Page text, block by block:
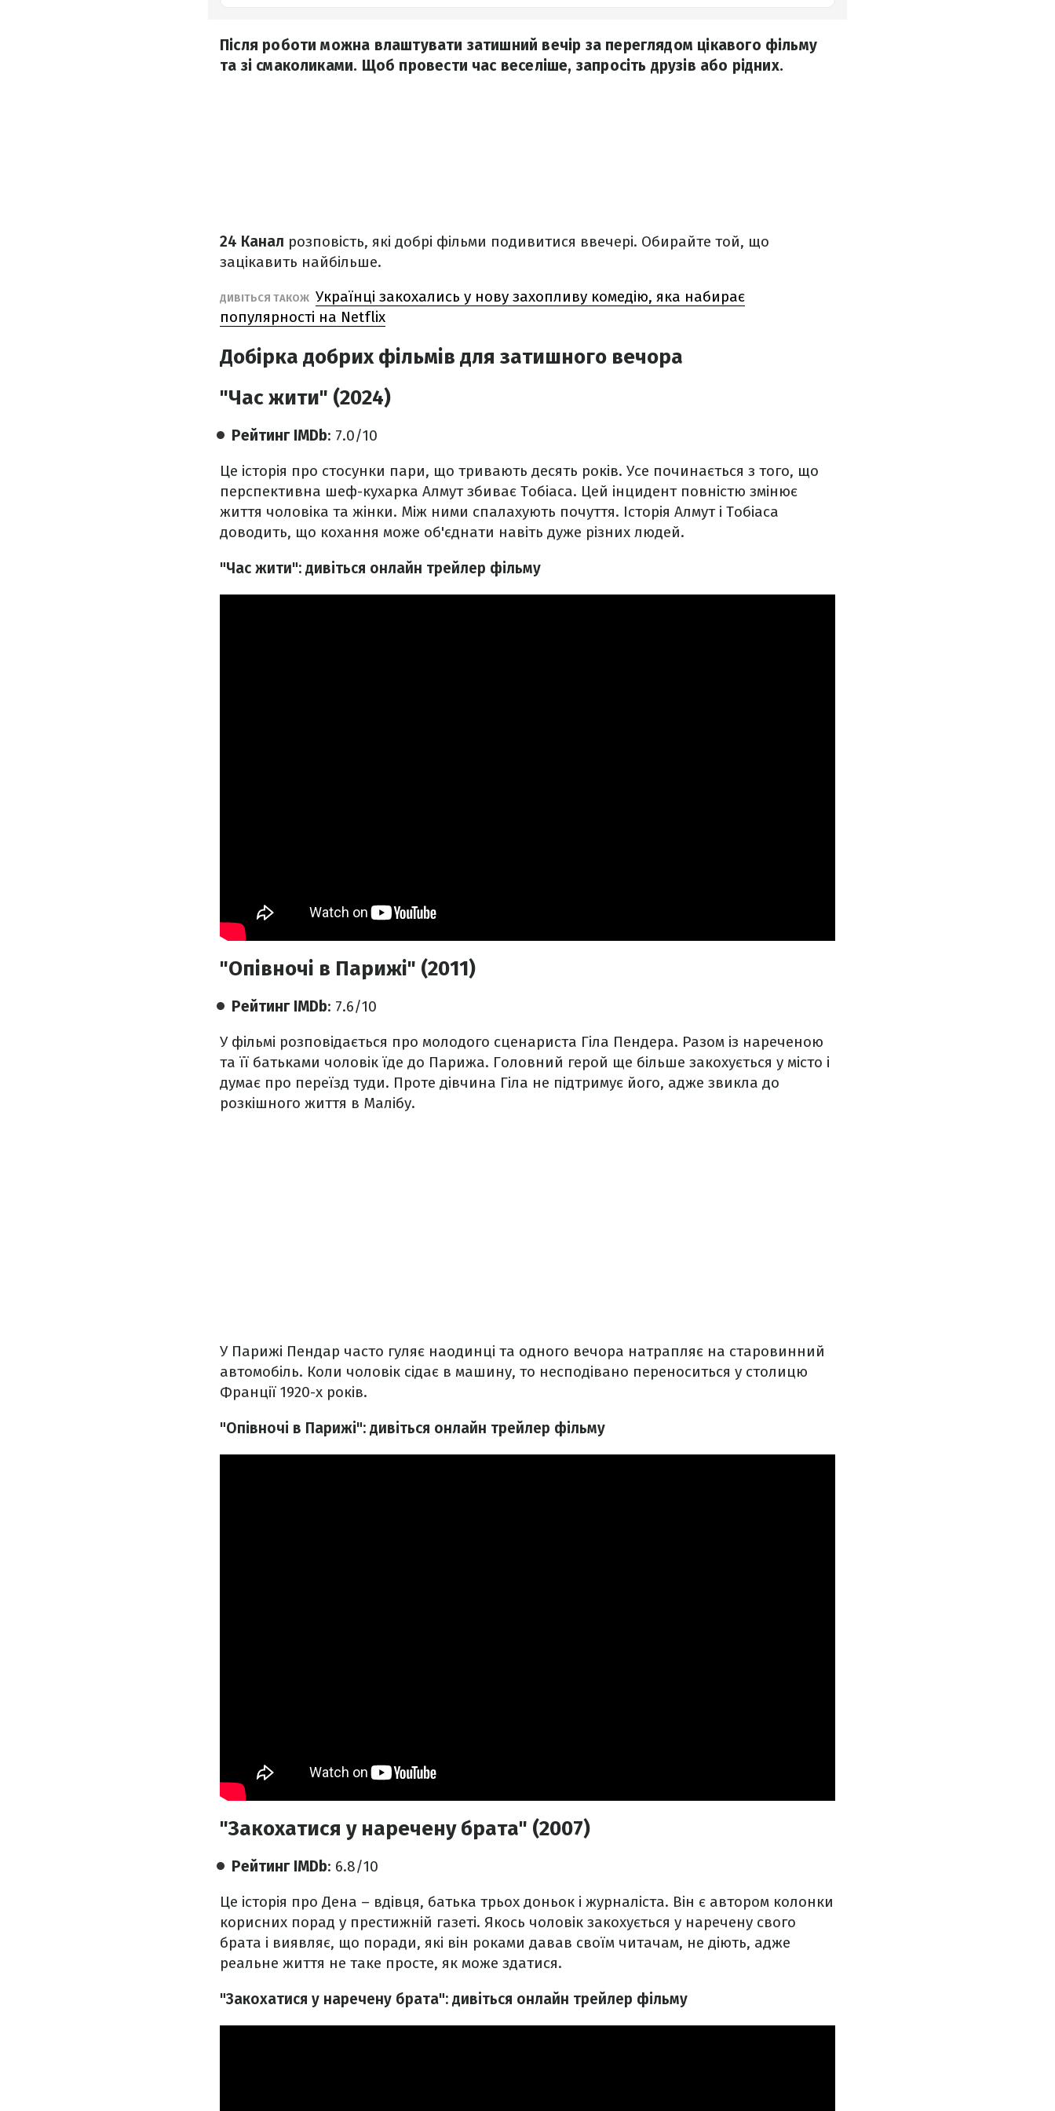
Після роботи можна влаштувати затишний вечір за переглядом цікавого фільму
та зі смаколиками. Щоб провести час веселіше, запросіть друзів або рідних.
24 Канал розповість, які добрі фільми подивитися ввечері. Обирайте той, що
зацікавить найбільше.
ДИВІТЬСЯ ТАКОЖ Українці закохались у нову захопливу комедію, яка набирає
популярності на Netflix
Добірка добрих фільмів для затишного вечора
"Час жити" (2024)
Рейтинг IMDb: 7.0/10
Це історія про стосунки пари, що тривають десять років. Усе починається з того, що
перспективна шеф-кухарка Алмут збиває Тобіаса. Цей інцидент повністю змінює
життя чоловіка та жінки. Між ними спалахують почуття. Історія Алмут і Тобіаса
доводить, що кохання може об'єднати навіть дуже різних людей.
"Час жити": дивіться онлайн трейлер фільму
"Опівночі в Парижі" (2011)
Рейтинг IMDb: 7.6/10
У фільмі розповідається про молодого сценариста Гіла Пендера. Разом із нареченою
та її батьками чоловік їде до Парижа. Головний герой ще більше закохується у місто і
думає про переїзд туди. Проте дівчина Гіла не підтримує його, адже звикла до
розкішного життя в Малібу.
У Парижі Пендар часто гуляє наодинці та одного вечора натрапляє на старовинний
автомобіль. Коли чоловік сідає в машину, то несподівано переноситься у столицю
Франції 1920-х років.
"Опівночі в Парижі": дивіться онлайн трейлер фільму
"Закохатися у наречену брата" (2007)
Рейтинг IMDb: 6.8/10
Це історія про Дена – вдівця, батька трьох доньок і журналіста. Він є автором колонки
корисних порад у престижній газеті. Якось чоловік закохується у наречену свого
брата і виявляє, що поради, які він роками давав своїм читачам, не діють, адже
реальне життя не таке просте, як може здатися.
"Закохатися у наречену брата": дивіться онлайн трейлер фільму